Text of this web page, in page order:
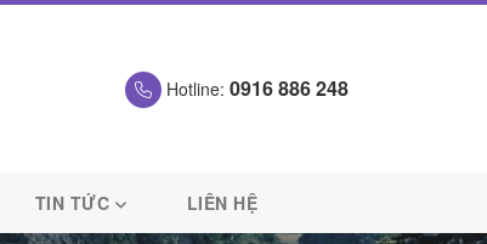
Hotline: 0916 886 248
TIN TỨC LIÊN HỆ